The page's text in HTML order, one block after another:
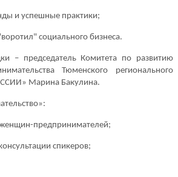
и успешные практики;
социального бизнеса.
–председатель Комитета по развитию
Тюменского регионального
Марина Бакулина.
женщин-предпринимателей;
спикеров;